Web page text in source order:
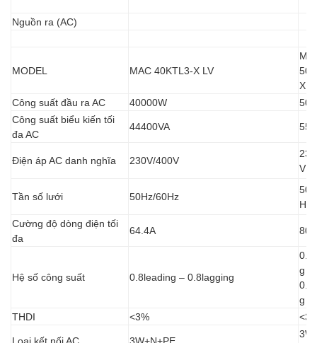
Nguồn ra (AC)
MODEL MAC 40KTL3-X LV
X
Công suất đầu ra AC
40000W
Công suất biểu kiến tối
đa AC
44400VA
Điện áp AC danh nghĩa 230V/400V
V
Tần số lưới 50Hz/60Hz
Hz
Cường độ dòng điện tối
đa
64.4A
Hệ số công suất 0.8leading – 0.8lagging
g –
g
THDI
<3%
Loại kết nối AC
3W+N+PE